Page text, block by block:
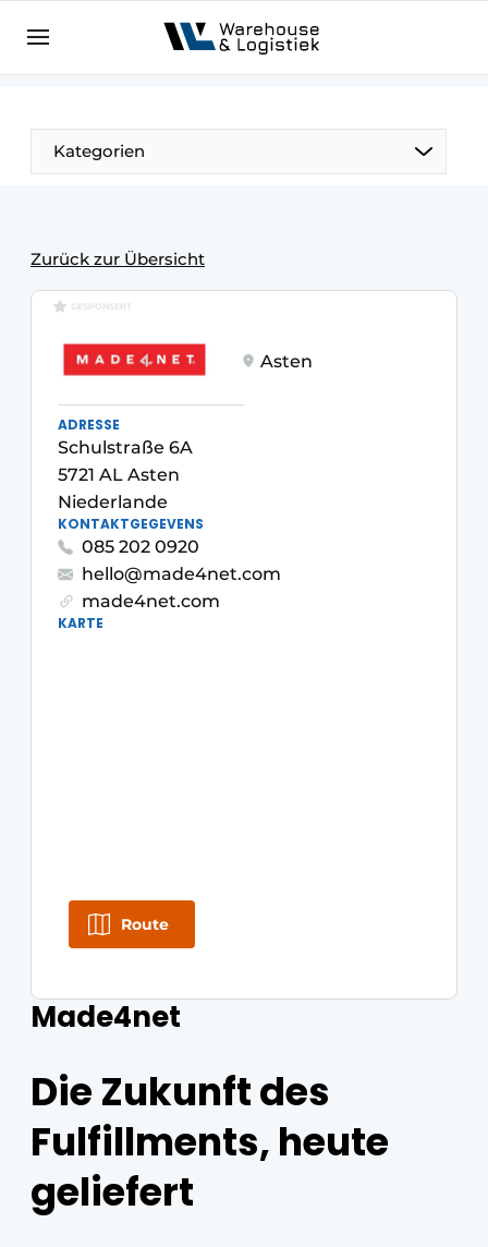
NL EN
Kategorien
Zurück zur Übersicht
Made4net
Die Zukunft des
Fulfillments, heute
geliefert
GESPONSERT
Asten
ADRESSE
Schulstraße 6A
5721 AL Asten
Niederlande
KONTAKTGEGEVENS
085 202 0920
hello@made4net.com
made4net.com
KARTE
Route